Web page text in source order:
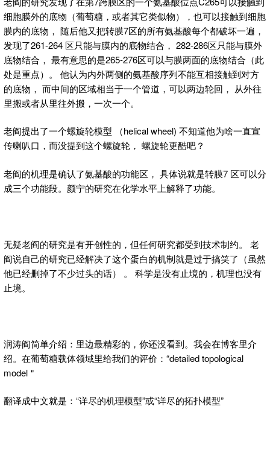
细胞膜外的底物（葡萄糖，或者其它类似物），也可以接触到细胞
膜内的底物， 随后他又把转膜7区的所有氨基酸每个都破坏一遍，
发现了261-264 区只能与膜内的底物结合， 282-286区只能与膜外
底物结合， 最有意思的是265-276区可以与膜两面的底物结合（此
处是重点）。 他认为内外两侧的氨基酸序列不能互相接触到对方
的底物， 而中间的区域相当于一个管道，可以两边轮回， 从外往
里搬或者从里往外搬，一次一个。
老阎提出了一个螺旋轮模型 （helical wheel) 不知道他为啥一直宣
传喇叭口，而没提到这个螺旋轮， 螺旋轮更酷吧？
老阎的机理是确认了氨基酸的功能区， 具体说就是转膜7 区可以分
成三个功能段。颜宁的研究在化学水平上解释了功能。
无疑老阎的研究是有开创性的，但任何研究都受到技术制约。 老
阎说自己的研究已经解决了这个蛋白的机制就是过于搞笑了（虽然
他已经删掉了不少过头的话） 。 科学是没有止境的，机理也没有
止境。
润涛阎简单介绍：里边最精彩的，你还没看到。我会在博客里介
绍。在葡萄糖载体领域里给我们的评价：“detailed topological
model＂
翻译成中文就是：“详尽的机理模型”或“详尽的拓扑模型”